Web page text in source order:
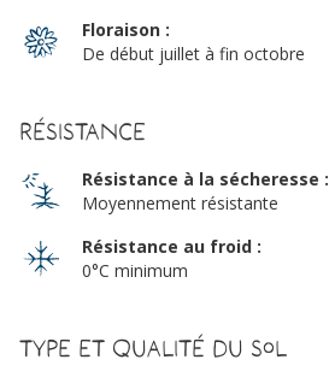
Floraison :
De début juillet à fin octobre
Résistance
Résistance à la sécheresse :
Moyennement résistante
Résistance au froid :
0°C minimum
Type et qualité du sol